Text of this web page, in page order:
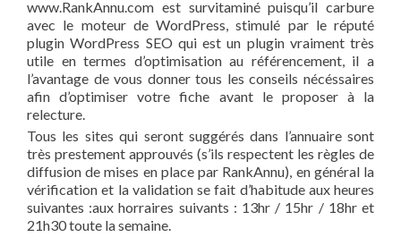
www.RankAnnu.com est survitaminé puisqu’il carbure
avec le moteur de WordPress, stimulé par le réputé
plugin WordPress SEO qui est un plugin vraiment très
utile en termes d’optimisation au référencement, il a
l’avantage de vous donner tous les conseils nécéssaires
afin d’optimiser votre fiche avant le proposer à la
relecture.
Tous les sites qui seront suggérés dans l’annuaire sont
très prestement approuvés (s’ils respectent les règles de
diffusion de mises en place par RankAnnu), en général la
vérification et la validation se fait d’habitude aux heures
suivantes :aux horraires suivants : 13hr / 15hr / 18hr et
21h30 toute la semaine.